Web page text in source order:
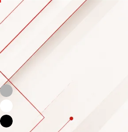
Price: 190 € 880 €
ΧΡΩΜΑ
Inox
Λεύκο
Μάυρο